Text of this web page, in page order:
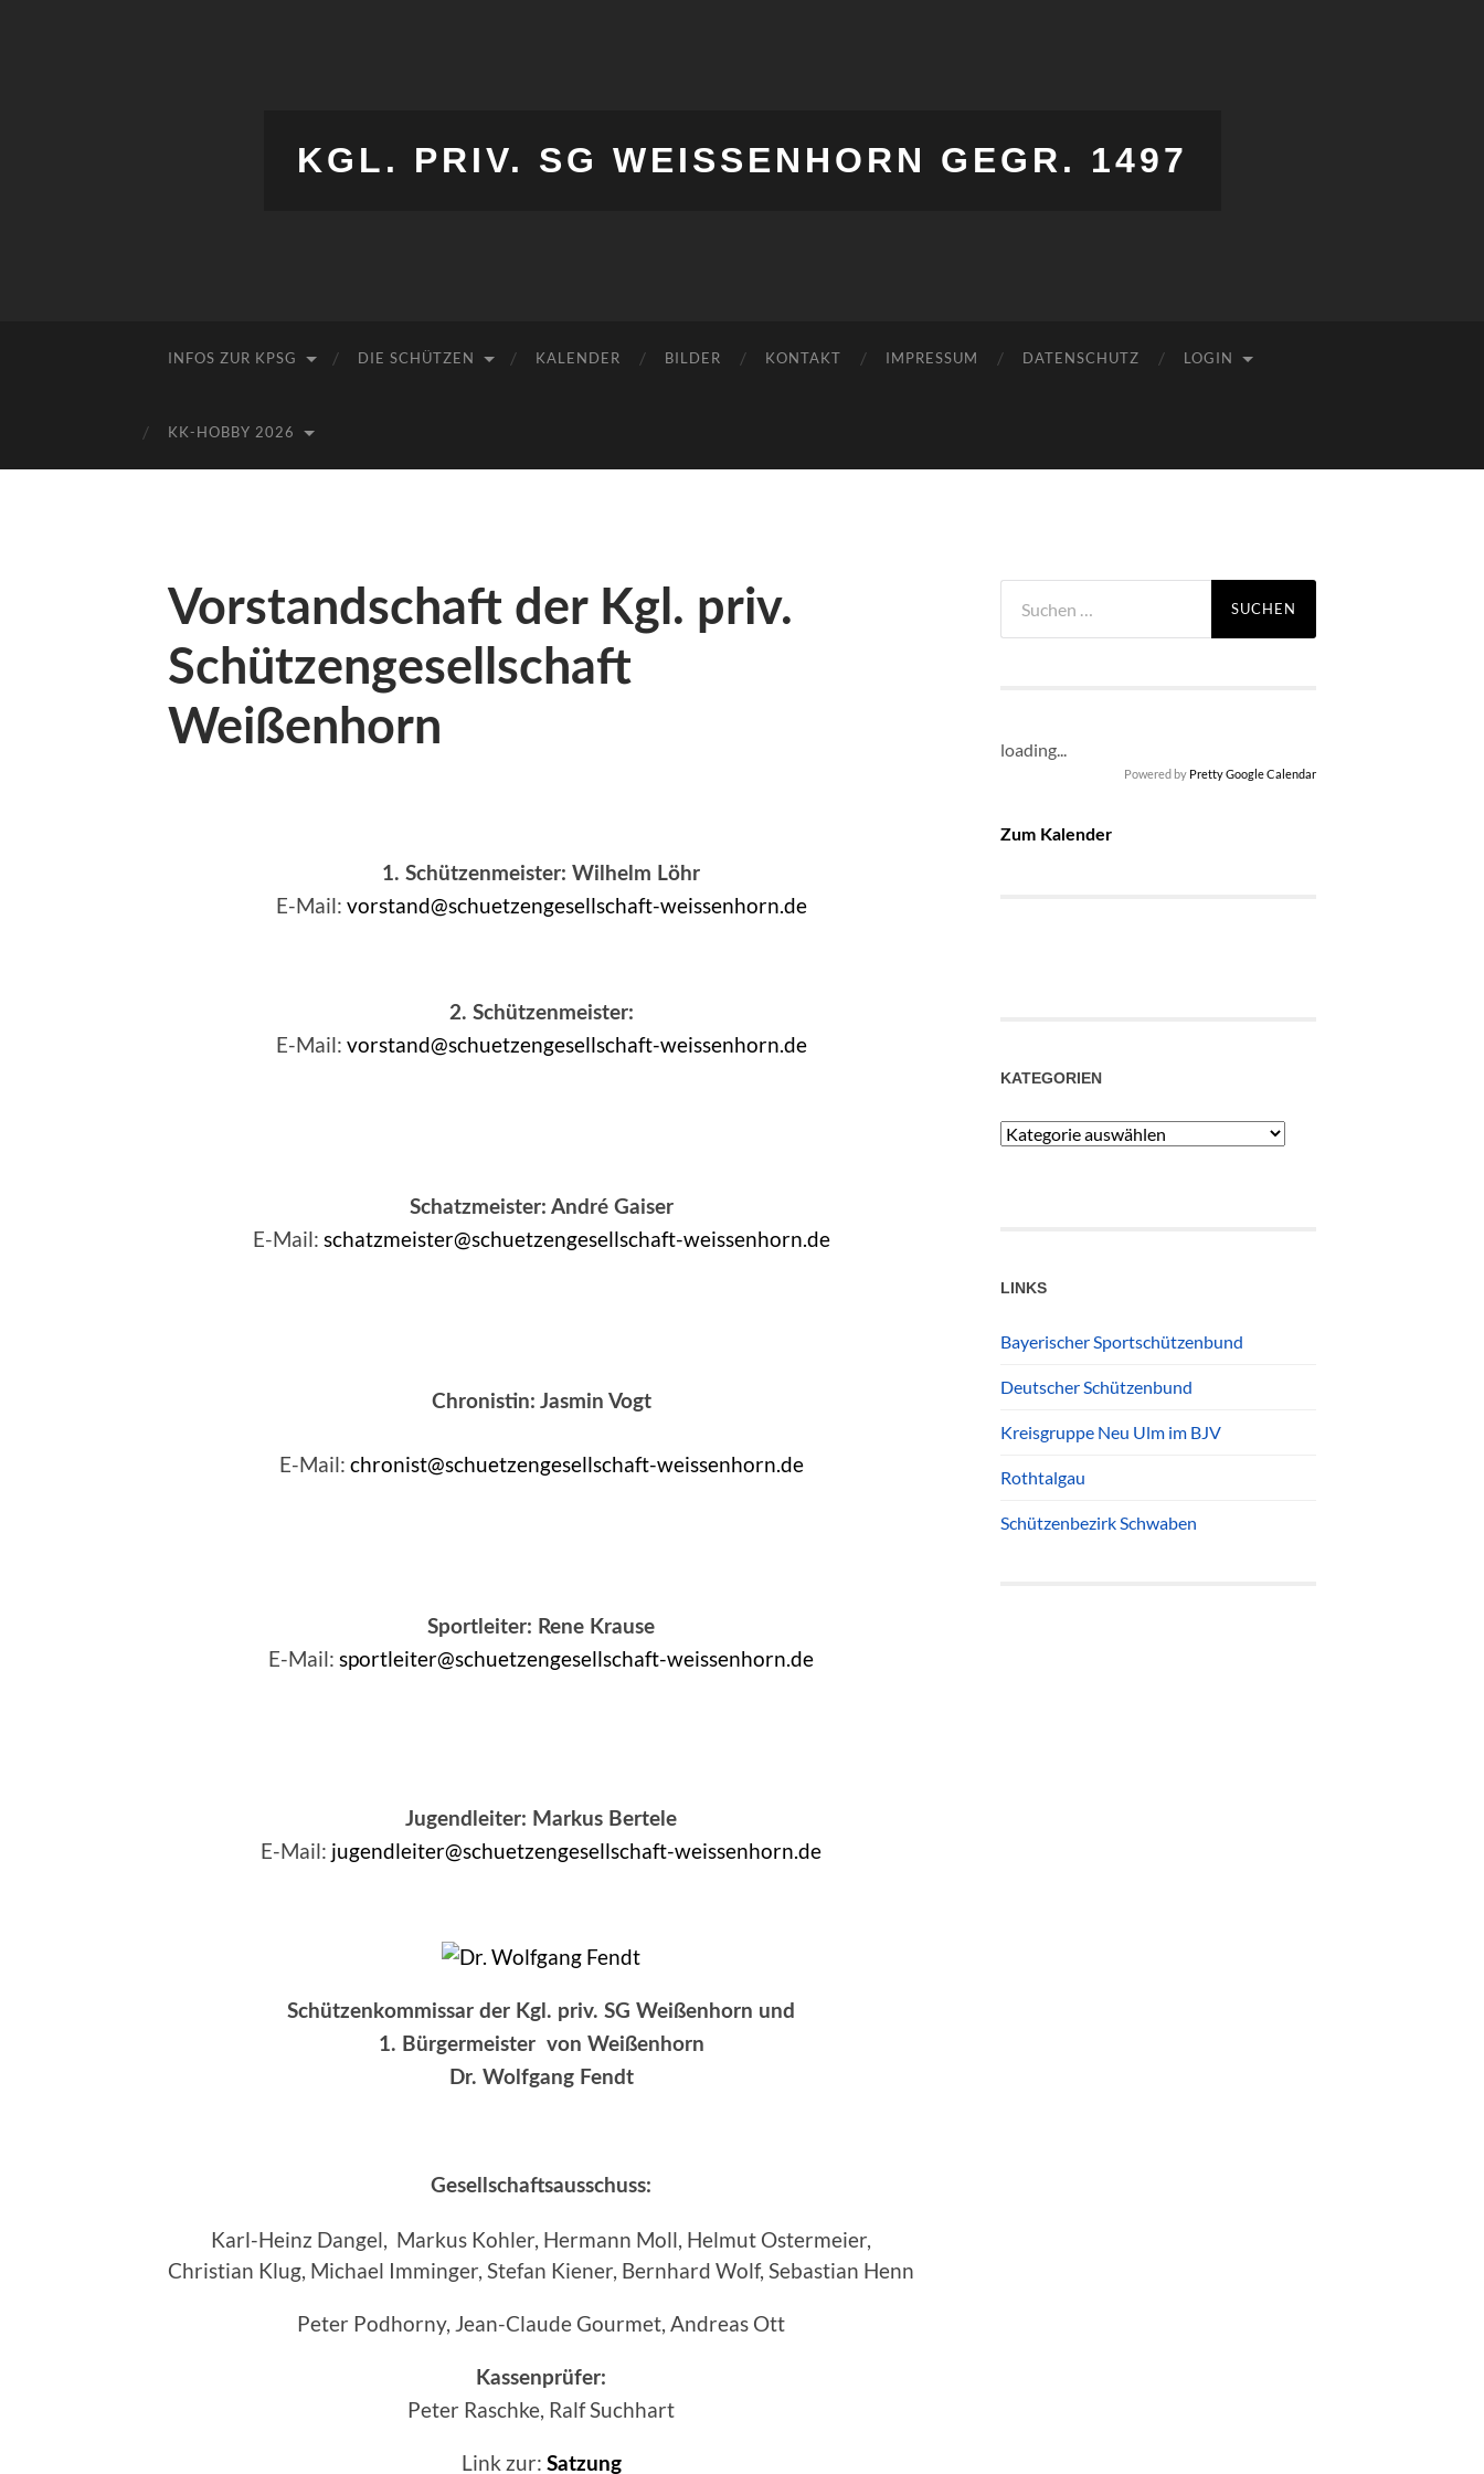
KGL. PRIV. SG WEISSENHORN GEGR. 1497
INFOS ZUR KPSG DIE SCHÜTZEN KALENDER BILDER KONTAKT IMPRESSUM DATENSCHUTZ LOGIN
KK-HOBBY 2026
Vorstandschaft der Kgl. priv.
Schützengesellschaft
Weißenhorn
1. Schützenmeister: Wilhelm Löhr
E-Mail: vorstand@schuetzengesellschaft-weissenhorn.de
2. Schützenmeister:
E-Mail: vorstand@schuetzengesellschaft-weissenhorn.de
Schatzmeister: André Gaiser
E-Mail: schatzmeister@schuetzengesellschaft-weissenhorn.de
Chronistin: Jasmin Vogt
E-Mail: chronist@schuetzengesellschaft-weissenhorn.de
Sportleiter: Rene Krause
E-Mail: sportleiter@schuetzengesellschaft-weissenhorn.de
Jugendleiter: Markus Bertele
E-Mail: jugendleiter@schuetzengesellschaft-weissenhorn.de
Schützenkommissar der Kgl. priv. SG Weißenhorn und
1. Bürgermeister von Weißenhorn
Dr. Wolfgang Fendt
Gesellschaftsausschuss:
Karl-Heinz Dangel, Markus Kohler, Hermann Moll, Helmut Ostermeier,
Christian Klug, Michael Imminger, Stefan Kiener, Bernhard Wolf, Sebastian Henn
Peter Podhorny, Jean-Claude Gourmet, Andreas Ott
Kassenprüfer:
Peter Raschke, Ralf Suchhart
Link zur: Satzung
nach:
loading...
Powered by Pretty Google Calendar
Zum Kalender
KATEGORIEN
Kategorien
LINKS
Bayerischer Sportschützenbund
Deutscher Schützenbund
Kreisgruppe Neu Ulm im BJV
Rothtalgau
Schützenbezirk Schwaben